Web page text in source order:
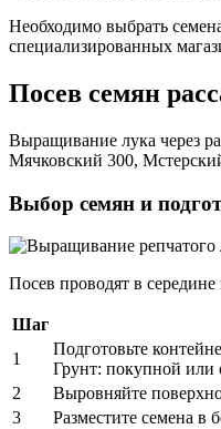
Необходимо выбрать
специализированных
Посев семян
Выращивание лука через
Мячковский 300,
Выбор семян и
Посев проводят в
Шаг
1
Подготовьте
Грунт: покупной или
2
Выровняйте
3
Разместите семена в